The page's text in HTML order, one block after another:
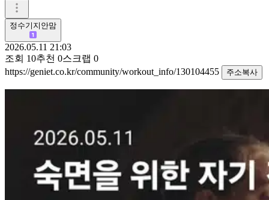
정수기지안맘
2026.05.11 21:03
조회 10추천 0스크랩 0
https://geniet.co.kr/community/workout_info/130104455
주소복사